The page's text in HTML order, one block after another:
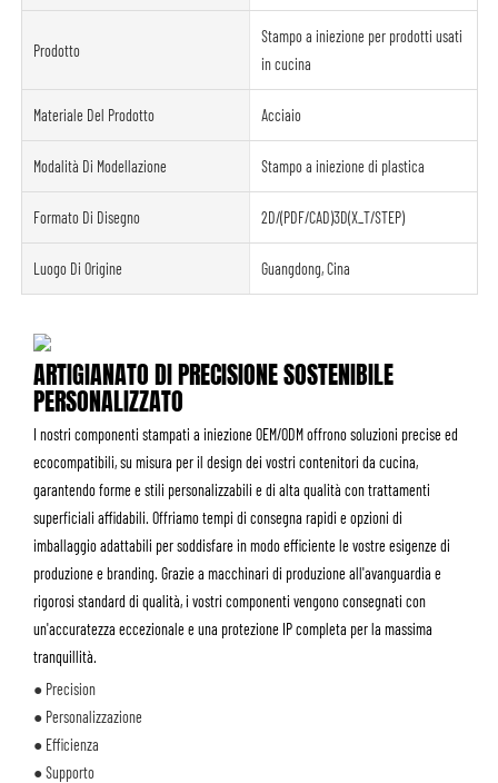
Prodotto
Stampo a iniezione per prodotti usati
in cucina
Materiale Del Prodotto Acciaio
Modalità Di Modellazione Stampo a iniezione di plastica
Formato Di Disegno 2D/(PDF/CAD)3D(X_T/STEP)
Luogo Di Origine Guangdong, Cina
ARTIGIANATO DI PRECISIONE SOSTENIBILE
PERSONALIZZATO
I nostri componenti stampati a iniezione OEM/ODM offrono soluzioni precise ed
ecocompatibili, su misura per il design dei vostri contenitori da cucina,
garantendo forme e stili personalizzabili e di alta qualità con trattamenti
superficiali affidabili. Offriamo tempi di consegna rapidi e opzioni di
imballaggio adattabili per soddisfare in modo efficiente le vostre esigenze di
produzione e branding. Grazie a macchinari di produzione all'avanguardia e
rigorosi standard di qualità, i vostri componenti vengono consegnati con
un'accuratezza eccezionale e una protezione IP completa per la massima
tranquillità.
● Precision
● Personalizzazione
● Efficienza
● Supporto